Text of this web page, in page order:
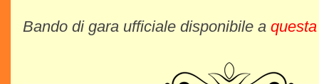
Bando di gara ufficiale disponibile a